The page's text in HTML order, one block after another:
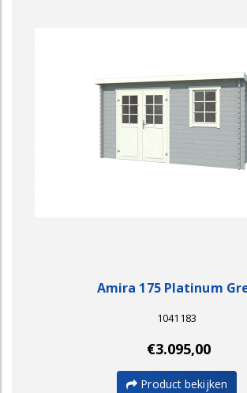
Amira 175 Platinum
1041183
€3.095,00
Product bekijken